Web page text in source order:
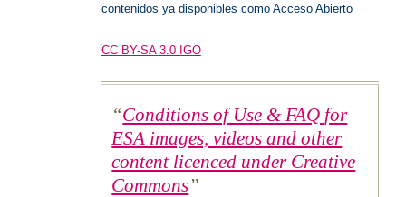
contenidos ya disponibles como Acceso Abierto
CC BY-SA 3.0 IGO
Conditions of Use & FAQ for
ESA images, videos and other
content licenced under Creative
Commons